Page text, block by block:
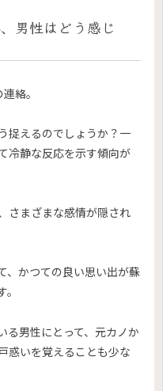
男性はどう感じ
絡。
捉えるのでしょうか？一
冷静な反応を示す傾向が
さまざまな感情が隠され
、かつての良い思い出が蘇
る男性にとって、元カノか
惑いを覚えることも少な